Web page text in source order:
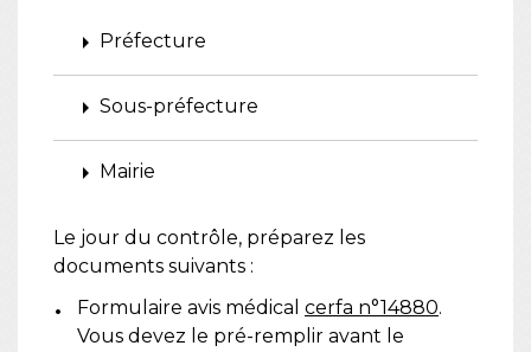
arrow_right Préfecture
arrow_right Sous-préfecture
arrow_right Mairie
Le jour du contrôle, préparez les
documents suivants :
Formulaire avis médical cerfa n°14880.
Vous devez le pré-remplir avant le